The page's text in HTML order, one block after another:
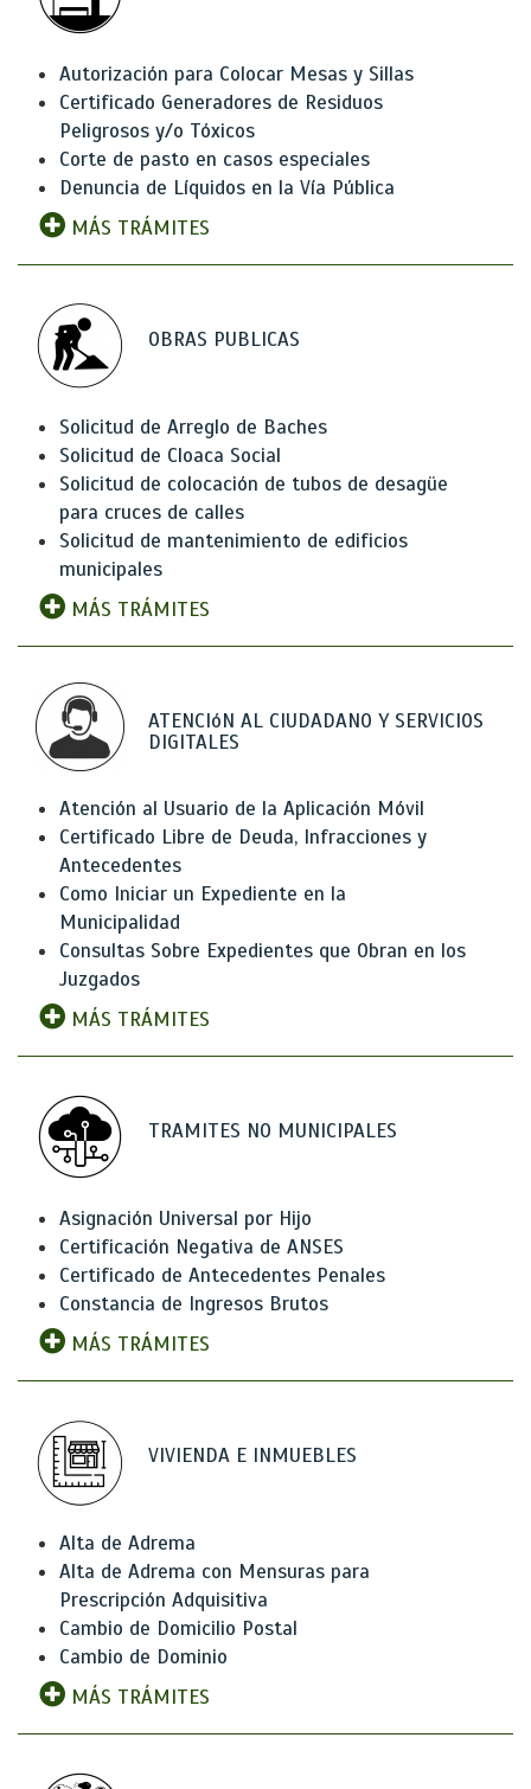
Autorización para Colocar Mesas y Sillas
Certificado Generadores de Residuos
Peligrosos y/o Tóxicos
Corte de pasto en casos especiales
Denuncia de Líquidos en la Vía Pública
MÁS TRÁMITES
OBRAS PUBLICAS
Solicitud de Arreglo de Baches
Solicitud de Cloaca Social
Solicitud de colocación de tubos de desagüe
para cruces de calles
Solicitud de mantenimiento de edificios
municipales
MÁS TRÁMITES
ATENCIóN AL CIUDADANO Y SERVICIOS
DIGITALES
Atención al Usuario de la Aplicación Móvil
Certificado Libre de Deuda, Infracciones y
Antecedentes
Como Iniciar un Expediente en la
Municipalidad
Consultas Sobre Expedientes que Obran en los
Juzgados
MÁS TRÁMITES
TRAMITES NO MUNICIPALES
Asignación Universal por Hijo
Certificación Negativa de ANSES
Certificado de Antecedentes Penales
Constancia de Ingresos Brutos
MÁS TRÁMITES
VIVIENDA E INMUEBLES
Alta de Adrema
Alta de Adrema con Mensuras para
Prescripción Adquisitiva
Cambio de Domicilio Postal
Cambio de Dominio
MÁS TRÁMITES